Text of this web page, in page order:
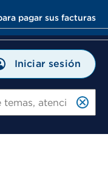
pagar sus facturas
Iniciar sesión